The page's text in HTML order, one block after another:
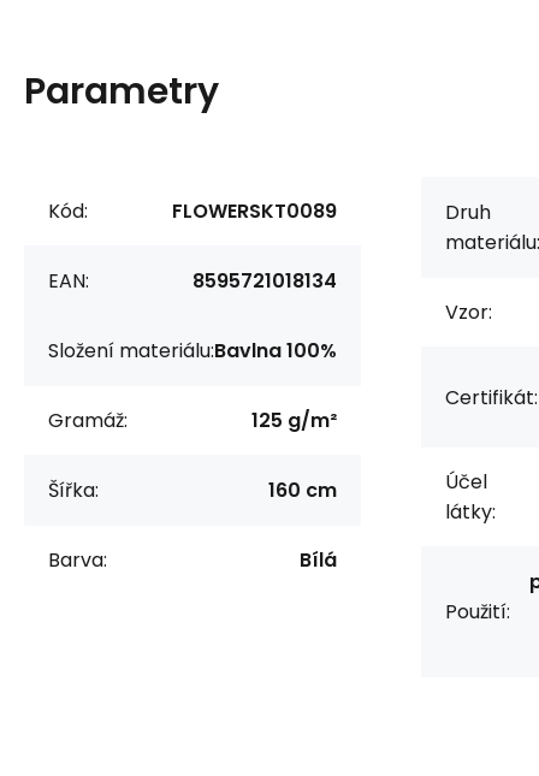
Parametry
Kód: FLOWERSKT0089
EAN: 8595721018134
Složení materiálu:Bavlna 100%
Gramáž: 125 g/m²
Šířka: 160 cm
Barva: Bílá
Druh
materiálu:
Vzor:
Certifikát:
Účel
látky:
Použití: